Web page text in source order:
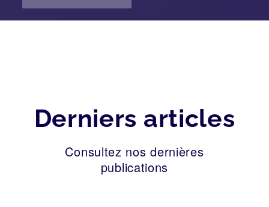
Derniers articles
Consultez nos dernières
publications